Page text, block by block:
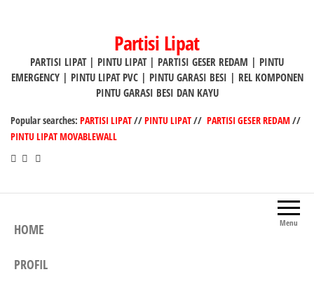
Partisi Lipat
PARTISI LIPAT | PINTU LIPAT | PARTISI GESER REDAM | PINTU
EMERGENCY | PINTU LIPAT PVC | PINTU GARASI BESI | REL KOMPONEN
PINTU GARASI BESI DAN KAYU
Popular searches: PARTISI LIPAT//PINTU LIPAT// PARTISI GESER REDAM//
PINTU LIPAT MOVABLEWALL
Menu
HOME
PROFIL